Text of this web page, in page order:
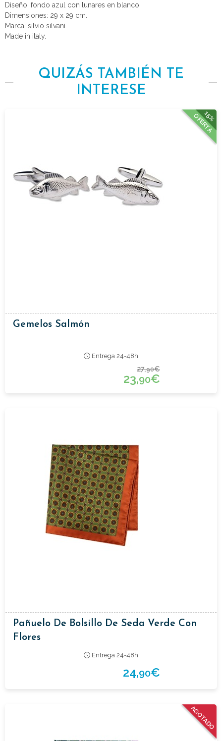
Diseño: fondo azul con lunares en blanco.
Dimensiones: 29 x 29 cm.
Marca: silvio silvani.
Made in italy.
QUIZÁS TAMBIÉN TE
INTERESE
15%
OFERTA
Gemelos Salmón
Entrega 24-48h
27,90€
23,90€
Pañuelo De Bolsillo De Seda Verde Con
Flores
Entrega 24-48h
24,90€
AGOTADO